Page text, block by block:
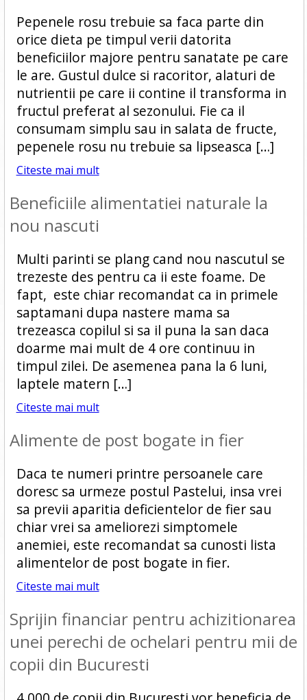
Pepenele rosu trebuie sa faca parte din
orice dieta pe timpul verii datorita
beneficiilor majore pentru sanatate pe care
le are. Gustul dulce si racoritor, alaturi de
nutrientii pe care ii contine il transforma in
fructul preferat al sezonului. Fie ca il
consumam simplu sau in salata de fructe,
pepenele rosu nu trebuie sa lipseasca […]
Citeste mai mult
Beneficiile alimentatiei naturale la
nou nascuti
Multi parinti se plang cand nou nascutul se
trezeste des pentru ca ii este foame. De
fapt, este chiar recomandat ca in primele
saptamani dupa nastere mama sa
trezeasca copilul si sa il puna la san daca
doarme mai mult de 4 ore continuu in
timpul zilei. De asemenea pana la 6 luni,
laptele matern […]
Citeste mai mult
Alimente de post bogate in fier
Daca te numeri printre persoanele care
doresc sa urmeze postul Pastelui, insa vrei
sa previi aparitia deficientelor de fier sau
chiar vrei sa ameliorezi simptomele
anemiei, este recomandat sa cunosti lista
alimentelor de post bogate in fier.
Citeste mai mult
Sprijin financiar pentru achizitionarea
unei perechi de ochelari pentru mii de
copii din Bucuresti